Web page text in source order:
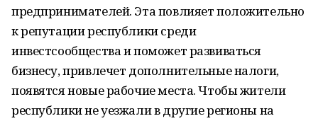
предпринимателей. Эта повлияет положительно
к репутации республики среди
инвестсообщества и поможет развиваться
бизнесу, привлечет дополнительные налоги,
появятся новые рабочие места. Чтобы жители
республики не уезжали в другие регионы на